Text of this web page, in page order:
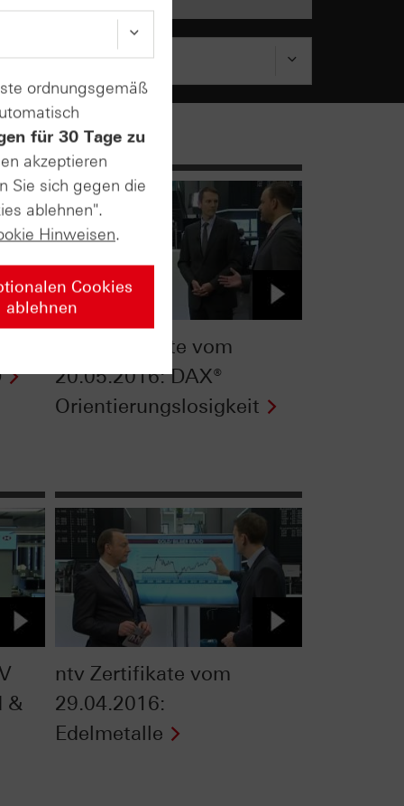
ntv-Zertifikate vom
20.05.2016: DAX®
Orientierungslosigkeit
&
ntv Zertifikate vom
29.04.2016:
Edelmetalle
ordnungsgemäß
für 30 Tage zu
akzeptieren
Sie sich gegen die
ablehnen".
Hinweisen.
Cookies
ablehnen